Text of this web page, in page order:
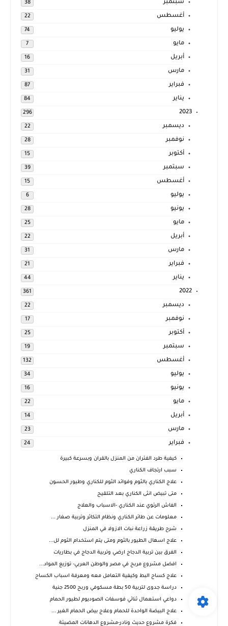
سبتمبر 38
أغسطس 22
يوليو 74
مايو 7
أبريل 16
مارس 31
فبراير 87
يناير 84
2023
296
ديسمبر 22
نوفمبر 28
أكتوبر 15
سبتمبر 39
أغسطس 15
يوليو 6
يونيو 28
مايو 25
أبريل 22
مارس 31
فبراير 21
يناير 44
2022
361
ديسمبر 22
نوفمبر 17
أكتوبر 25
سبتمبر 19
أغسطس 132
يوليو 34
يونيو 16
مايو 22
أبريل 14
مارس 23
فبراير 24
كيفية طرد الفئران من المنزل بالقران وبسرعة كبيرة
سبب ارتجاف الكناري
علاج الكناري بالثوم وفوائد الثوم للكناري وطيور الحسون
متى تبيض انثى الكناري بعد التلقيح
الفاش الرئوي عند الكناري -الاسباب والعلاج
معلومات عن طائر الكناري ونظام التكاثر وتربية صغار ...
شرح طريقة زراعة نبات الازولا في المنزل
علاج اسهال الطيور بالثوم ومتى يتم استخدام الثوم لل...
الفرق بين تربية الدجاج ارضي وتربية الدجاج في بطاريات
افضل مشروع مربح في مصر والوطن العربي- توزيع المواد...
علاج كساح البط وكيفية التعامل معه ومعرفة اسباب الكساح
دراسة جدوى لتربية 50 بطة مسكوفي وربح 2500 جنية
دواعي استعمال ثنائي فوسفات الصوديوم لطيور الحمام
علاج البيضة الواحدة للحمام وعلاج بيض الحمام الغير ...
فكرة مشروع حديث ونادر-مشروع الدهانات المضيئة